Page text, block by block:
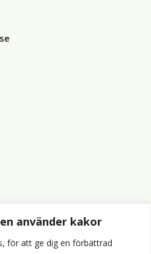
använder kakor
för att ge dig en förbättrad